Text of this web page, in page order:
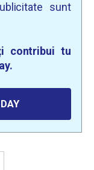
sunt
contribui tu